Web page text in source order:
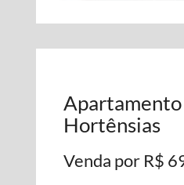
Apartamento
Hortênsias
Venda por R$